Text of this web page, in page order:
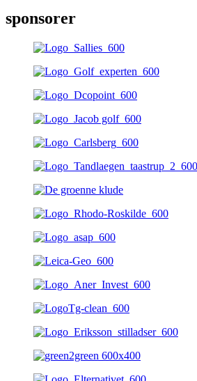
sponsorer